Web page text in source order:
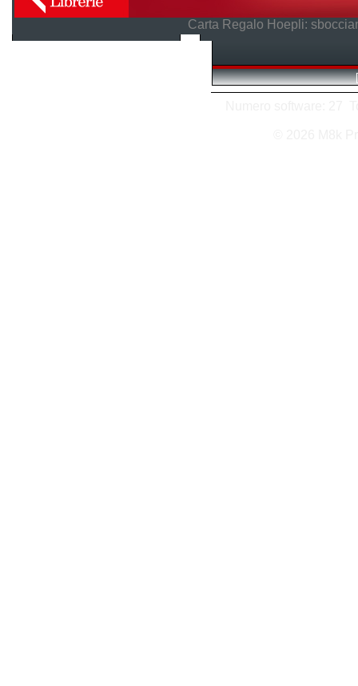
Carta Regalo Hoepli:
[